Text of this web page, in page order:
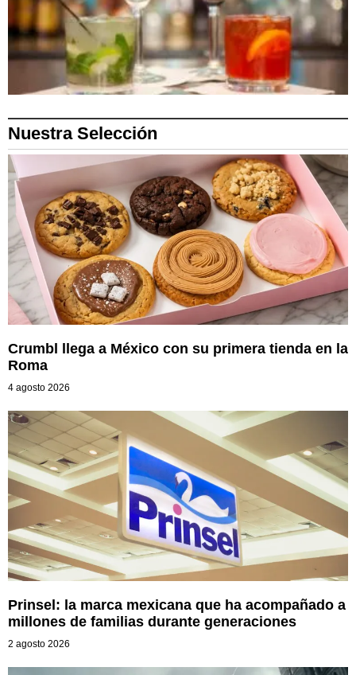
Nuestra Selección
Crumbl llega a México con su primera tienda en la
Roma
4 agosto 2026
Prinsel: la marca mexicana que ha acompañado a
millones de familias durante generaciones
2 agosto 2026